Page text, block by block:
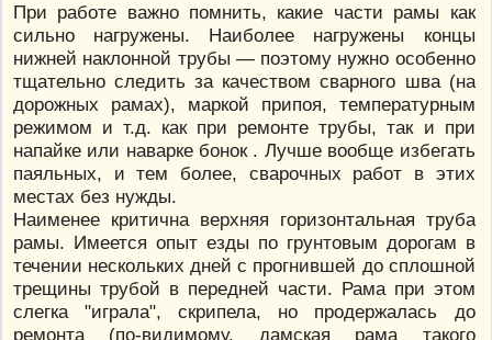
При работе важно помнить, какие части рамы как
сильно нагружены. Наиболее нагружены концы
нижней наклонной трубы — поэтому нужно особенно
тщательно следить за качеством сварного шва (на
дорожных рамах), маркой припоя, температурным
режимом и т.д. как при ремонте трубы, так и при
напайке или наварке бонок . Лучше вообще избегать
паяльных, и тем более, сварочных работ в этих
местах без нужды.
Наименее критична верхняя горизонтальная труба
рамы. Имеется опыт езды по грунтовым дорогам в
течении нескольких дней с прогнившей до сплошной
трещины трубой в передней части. Рама при этом
слегка "играла", скрипела, но продержалась до
ремонта (по-видимому, дамская рама такого